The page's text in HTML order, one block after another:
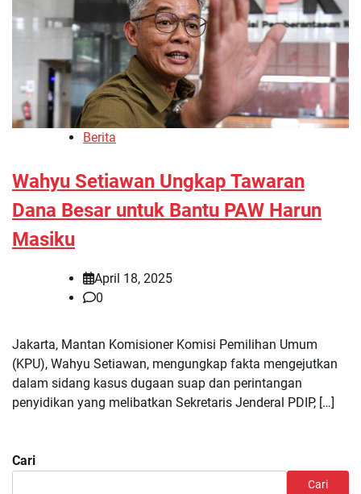
Berita
Wahyu Setiawan Ungkap Tawaran
Dana Besar untuk Bantu PAW Harun
Masiku
April 18, 2025
0
Jakarta, Mantan Komisioner Komisi Pemilihan Umum
(KPU), Wahyu Setiawan, mengungkap fakta mengejutkan
dalam sidang kasus dugaan suap dan perintangan
penyidikan yang melibatkan Sekretaris Jenderal PDIP, […]
Cari
Cari